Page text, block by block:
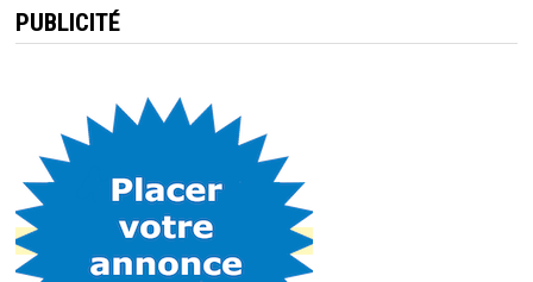
PUBLICITÉ